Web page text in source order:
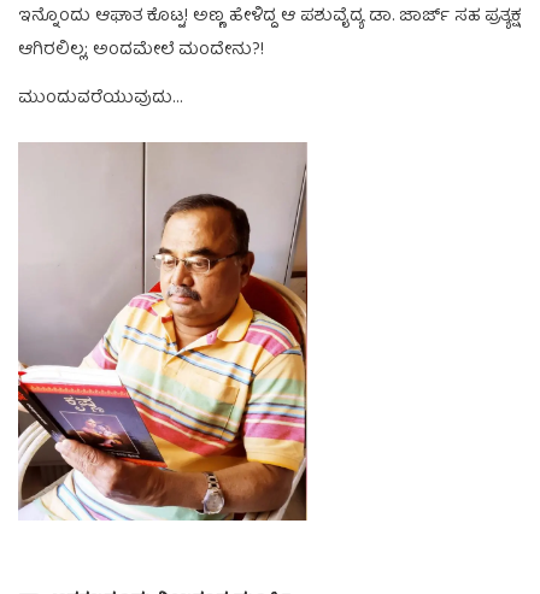
ಇನ್ನೊಂದು ಆಘಾತ ಕೊಟ್ಟ! ಅಣ್ಣ ಹೇಳಿದ್ದ ಆ ಪಶುವೈದ್ಯ ಡಾ. ಜಾರ್ಜ್ ಸಹ ಪ್ರತ್ಯಕ್ಷ
ಆಗಿರಲಿಲ್ಲ; ಅಂದಮೇಲೆ ಮಂದೇನು?!
ಮುಂದುವರೆಯುವುದು…